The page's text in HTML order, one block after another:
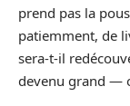
prend pas la
patiemment, de
sera-t-il
devenu grand —